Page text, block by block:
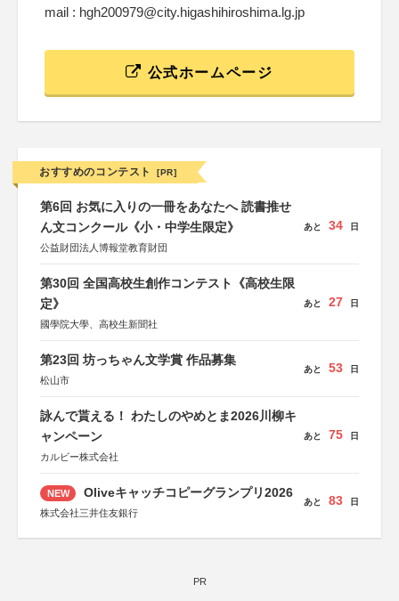
mail : hgh200979@city.higashihiroshima.lg.jp
公式ホームページ
おすすめのコンテスト [PR]
第6回 お気に入りの一冊をあなたへ 読書推せ
ん文コンクール《小・中学生限定》
公益財団法人博報堂教育財団
あと 34 日
第30回 全国高校生創作コンテスト《高校生限
定》
國學院大學、高校生新聞社
あと 27 日
第23回 坊っちゃん文学賞 作品募集
松山市
あと 53 日
詠んで貰える！ わたしのやめとま2026川柳キ
ャンペーン
カルビー株式会社
あと 75 日
NEW Oliveキャッチコピーグランプリ2026
株式会社三井住友銀行
あと 83 日
PR